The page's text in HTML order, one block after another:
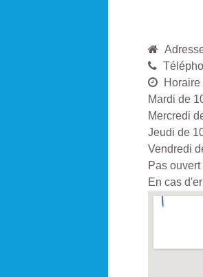
Horaire
Mardi de
Mercredi
Jeudi de
Vendredi
Pas
En cas